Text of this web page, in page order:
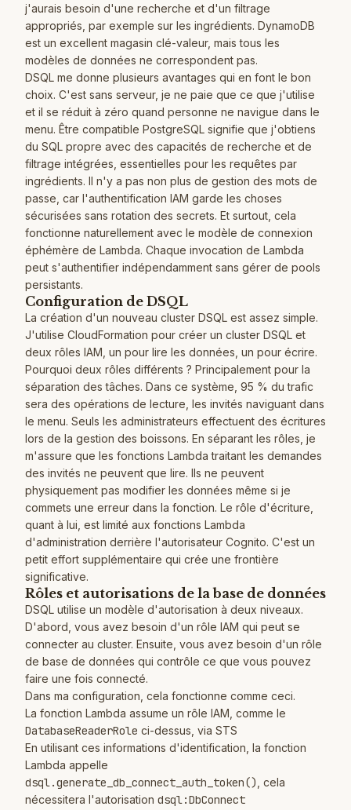
j'aurais besoin d'une recherche et d'un filtrage
appropriés, par exemple sur les ingrédients. DynamoDB
est un excellent magasin clé-valeur, mais tous les
modèles de données ne correspondent pas.
DSQL me donne plusieurs avantages qui en font le bon
choix. C'est sans serveur, je ne paie que ce que j'utilise
et il se réduit à zéro quand personne ne navigue dans le
menu. Être compatible PostgreSQL signifie que j'obtiens
du SQL propre avec des capacités de recherche et de
filtrage intégrées, essentielles pour les requêtes par
ingrédients. Il n'y a pas non plus de gestion des mots de
passe, car l'authentification IAM garde les choses
sécurisées sans rotation des secrets. Et surtout, cela
fonctionne naturellement avec le modèle de connexion
éphémère de Lambda. Chaque invocation de Lambda
peut s'authentifier indépendamment sans gérer de pools
persistants.
Configuration de DSQL
La création d'un nouveau cluster DSQL est assez simple.
J'utilise CloudFormation pour créer un cluster DSQL et
deux rôles IAM, un pour lire les données, un pour écrire.
Pourquoi deux rôles différents ? Principalement pour la
séparation des tâches. Dans ce système, 95 % du trafic
sera des opérations de lecture, les invités naviguant dans
le menu. Seuls les administrateurs effectuent des écritures
lors de la gestion des boissons. En séparant les rôles, je
m'assure que les fonctions Lambda traitant les demandes
des invités ne peuvent que lire. Ils ne peuvent
physiquement pas modifier les données même si je
commets une erreur dans la fonction. Le rôle d'écriture,
quant à lui, est limité aux fonctions Lambda
d'administration derrière l'autorisateur Cognito. C'est un
petit effort supplémentaire qui crée une frontière
significative.
Rôles et autorisations de la base de données
DSQL utilise un modèle d'autorisation à deux niveaux.
D'abord, vous avez besoin d'un rôle IAM qui peut se
connecter au cluster. Ensuite, vous avez besoin d'un rôle
de base de données qui contrôle ce que vous pouvez
faire une fois connecté.
Dans ma configuration, cela fonctionne comme ceci.
La fonction Lambda assume un rôle IAM, comme le
DatabaseReaderRole ci-dessus, via STS
En utilisant ces informations d'identification, la fonction
Lambda appelle
dsql.generate_db_connect_auth_token() , cela
nécessitera l'autorisation dsql:DbConnect